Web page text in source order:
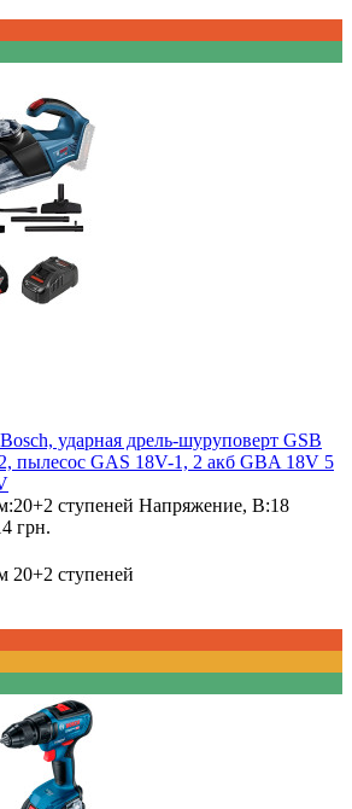
ударная дрель-шуруповерт GSB
пылесос GAS 18V-1, 2 акб GBA 18V 5
20+2 ступеней Напряжение, В:18
грн.
20+2 ступеней